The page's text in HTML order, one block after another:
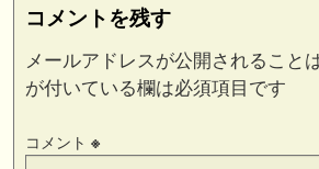
コメントを残す
メールアドレスが公開されること
が付いている欄は必須項目です
コメント ※